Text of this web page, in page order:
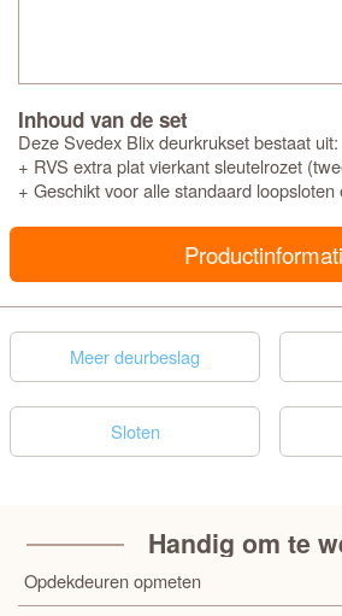
Inhoud van de set
Deze Svedex Blix deurkrukset bestaat uit:
+ RVS extra plat vierkant sleutelrozet
+ Geschikt voor alle standaard
Meer deurbeslag
Sloten
Handig om te
Opdekdeuren opmeten